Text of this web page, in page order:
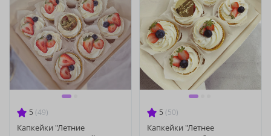
5 (49)
Капкейки "Летние
5 (50)
Капкейки "Летнее